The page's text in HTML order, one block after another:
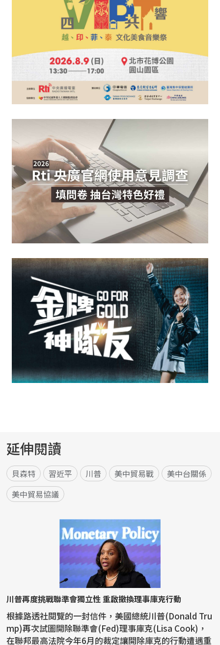
延伸閱讀
貝森特 習近平 川普 美中貿易戰
美中台關係
美中貿易協議
川普再度挑戰聯準會獨立性 重啟撤換理事庫克行動
根據路透社閱覽的一封信件，美國總統川普(Donald Tru
mp)再次試圖開除聯準會(Fed)理事庫克(Lisa Cook)，
在聯邦最高法院今年6月的裁定讓開除庫克的行動遭遇重